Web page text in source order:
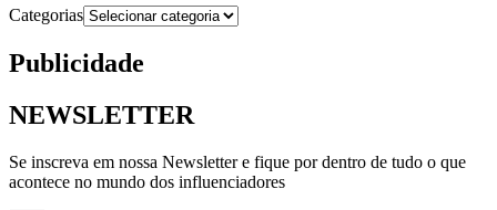
Categorias
Publicidade
NEWSLETTER
Se inscreva em nossa Newsletter e fique por dentro de tudo o que
acontece no mundo dos influenciadores